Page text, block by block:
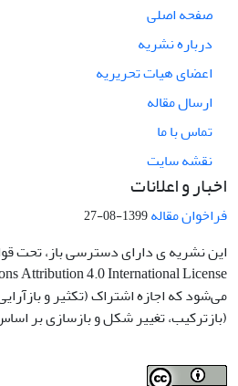
صفحه اصلی
درباره نشریه
اعضای هیات تحریریه
ارسال مقاله
تماس با ما
نقشه سایت
اخبار و اعلانات
فراخوان مقاله1399-08-27
این نشریه ی دارای دسترسی باز، تحت
می‌شود که اجازه اشتراک (تکثیر و
(بازترکیب، تغییر شکل و بازسازی بر